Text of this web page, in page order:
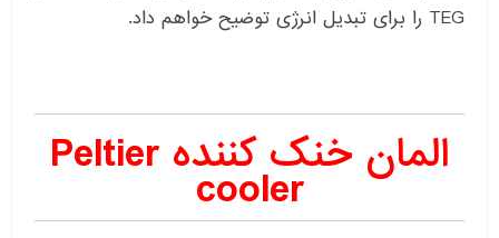
TEG را برای تبدیل انرژی توضیح خواهم داد.
المان خنک کننده Peltier
cooler